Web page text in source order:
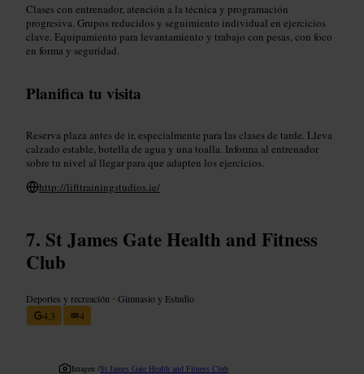
Clases con entrenador, atención a la técnica y programación
progresiva. Grupos reducidos y seguimiento individual en ejercicios
clave. Equipamiento para levantamiento y trabajo con pesas, con foco
en forma y seguridad.
Planifica tu visita
Reserva plaza antes de ir, especialmente para las clases de tarde. Lleva
calzado estable, botella de agua y una toalla. Informa al entrenador
sobre tu nivel al llegar para que adapten los ejercicios.
http://lifttrainingstudios.ie/
St James Gate Health and Fitness
Club
Deportes y recreación •Gimnasio y Estudio
4,3
4
Imagen /St James Gate Health and Fitness Club